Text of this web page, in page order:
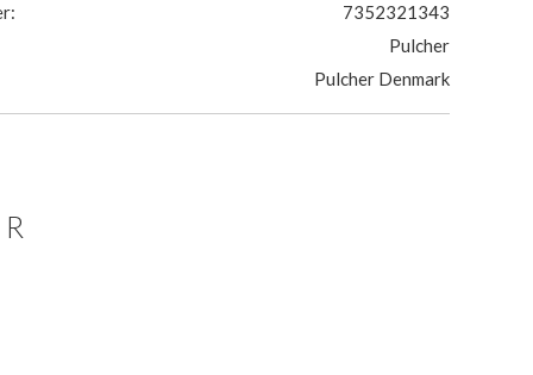
7352321343
Pulcher
Pulcher Denmark